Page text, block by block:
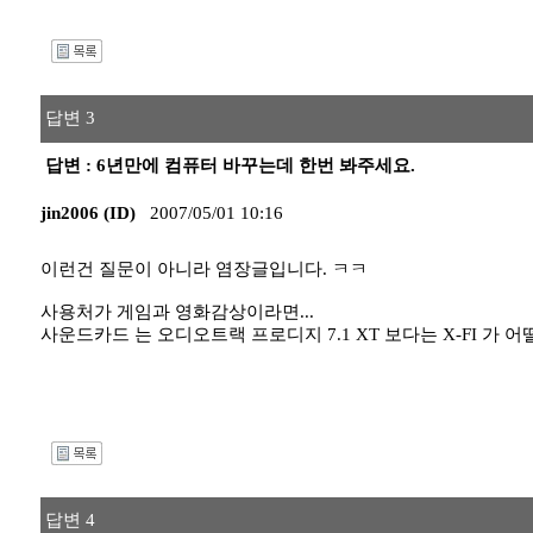
답변 3
답변 : 6년만에 컴퓨터 바꾸는데 한번 봐주세요.
jin2006 (ID) 2007/05/01 10:16
이런건 질문이 아니라 염장글입니다. ㅋㅋ
사용처가 게임과 영화감상이라면...
사운드카드 는 오디오트랙 프로디지 7.1 XT 보다는 X-FI 가 어
답변 4